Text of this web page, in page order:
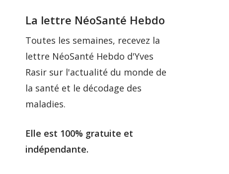
La lettre NéoSanté Hebdo
Toutes les semaines, recevez la
lettre NéoSanté Hebdo d'Yves
Rasir sur l'actualité du monde de
la santé et le décodage des
maladies.
Elle est 100% gratuite et
indépendante.